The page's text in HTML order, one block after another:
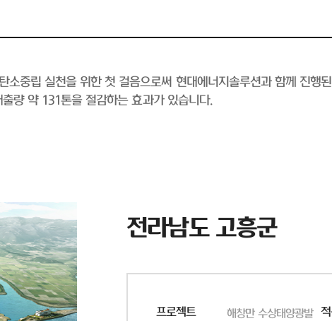
중립 실천을 위한 첫 걸음으로써 현대에너지솔루션과 함께 진행
량 약 131톤을 절감하는 효과가 있습니다.
전라남도 고흥군
프로젝트
해창만 수상태양광발